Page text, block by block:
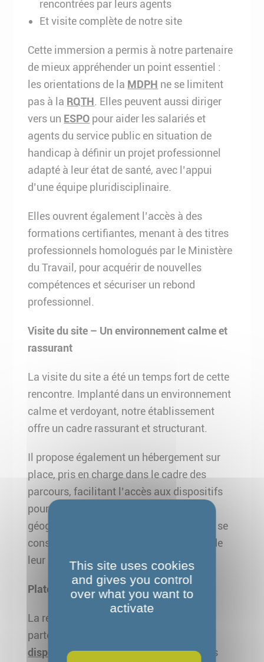
rencontrées par leurs agents
Et visite complète de notre site
Cette immersion a permis à notre partenaire
de mieux appréhender un point essentiel :
les orientations de la MDPH ne se limitent
pas à la RQTH. Elles peuvent aussi diriger
vers un ESPO pour aider les salariés et
agents du service public en situation de
handicap à définir un projet professionnel
adapté à leur état de santé, avec l’appui
d’une équipe pluridisciplinaire.
Elles ouvrent également l’accès à des
formations certifiantes, menant à des titres
professionnels homologués par le Ministère
du Travail, pour acquérir de nouvelles
compétences et sécuriser un rebond
professionnel.
Visite du site – Un environnement calme et
rassurant
La visite du site a été un temps fort de cette
rencontre. Implanté dans un environnement
calme et verdoyant, notre établissement
offre un cadre rassurant et structurant.
Il propose également un hébergement sur
place, pris en charge dans le cadre des
parcours, facilitant l’accès aux dispositifs
pour les personnes parfois éloignées
géographiquement et leur permettant de se
consacrer pleinement à la construction de
leur nouveau projet professionnel.
Plateforme Emploi Accompagné
La rencontre a également permis à nos
partenaires de mieux comprendre le
dispositif d’Emploi Accompagnéau sens
This site uses cookies
and gives you control
over what you want to
activate